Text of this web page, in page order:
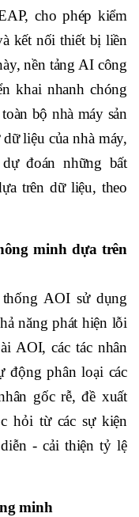
cho phép kiểm
kết nối thiết bị liền
nền tảng AI công
khai nhanh chóng
bộ nhà máy sản
liệu của nhà máy,
đoán những bất
trên dữ liệu, theo
minh dựa trên
AOI sử dụng
năng phát hiện lỗi
AOI, các tác nhân
động phân loại các
gốc rễ, đề xuất
hỏi từ các sự kiện
- cải thiện tỷ lệ
minh